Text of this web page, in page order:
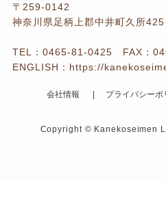
〒259-0142
神奈川県足柄上郡中井町久所425
TEL： 0465-81-0425 FAX：
ENGLISH： https://
会社情報 プライバシーポ
Copyright © Kanekoseimen